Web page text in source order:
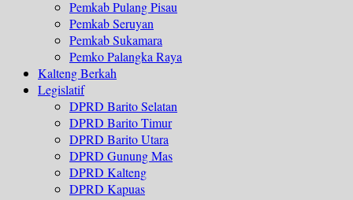
Pemkab Pulang Pisau
Pemkab Seruyan
Pemkab Sukamara
Pemko Palangka Raya
Kalteng Berkah
Legislatif
DPRD Barito Selatan
DPRD Barito Timur
DPRD Barito Utara
DPRD Gunung Mas
DPRD Kalteng
DPRD Kapuas